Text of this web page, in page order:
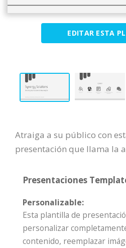
EDITAR ESTA
Atraiga a su público con
presentación que llama la
Presentaciones
Personalizable:
Esta plantilla de
personalizar
contenido, reemplazar